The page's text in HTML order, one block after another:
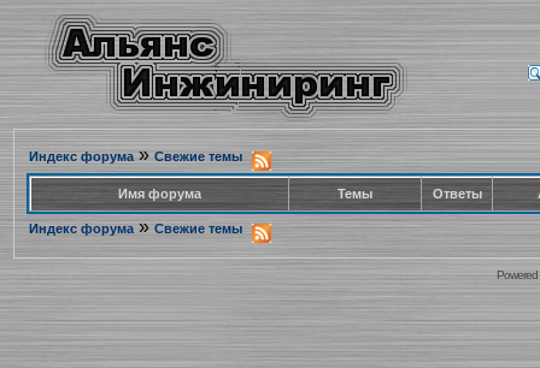
Индекс форума» Свежие темы
Имя форума Темы Ответы
Индекс форума » Свежие темы